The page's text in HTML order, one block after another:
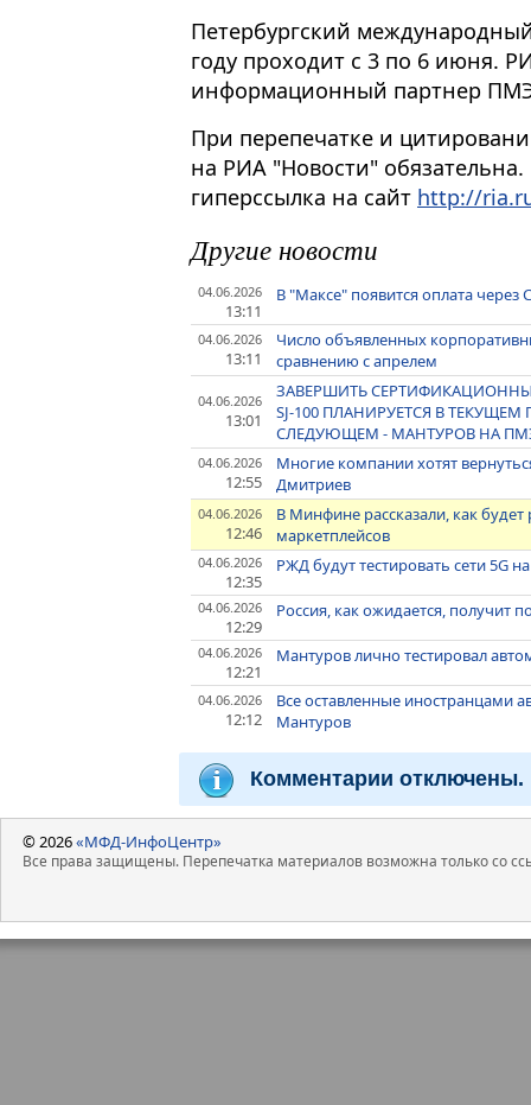
Петербургский
году проходит с 3 по 6 июня.
информационный партнер
При перепечатке и
на РИА "Новости"
гиперссылка на сайт http://
Другие новости
04.06.2026
13:11
В "Максе" появится оплата через
04.06.2026
13:11
Число объявленных
сравнению с апрелем
04.06.2026
13:01
ЗАВЕРШИТЬ
SJ-100 ПЛАНИРУЕТСЯ В
СЛЕДУЮЩЕМ - МАНТУРОВ НА
04.06.2026
12:55
Многие компании хотят
Дмитриев
04.06.2026
12:46
В Минфине рассказали, как
маркетплейсов
04.06.2026
12:35
РЖД будут тестировать сети 5G
04.06.2026
12:29
Россия, как ожидается, получит
04.06.2026
12:21
Мантуров лично тестировал
04.06.2026
12:12
Все оставленные иностранцами
Мантуров
Комментарии отключены.
© 2026«МФД-ИнфоЦентр»
Все права защищены. Перепечатка материалов возможна только со